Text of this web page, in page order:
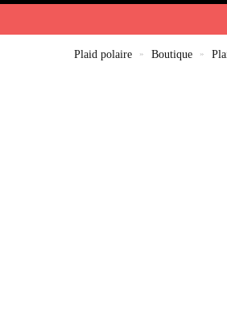
Plaid polaire » Boutique »